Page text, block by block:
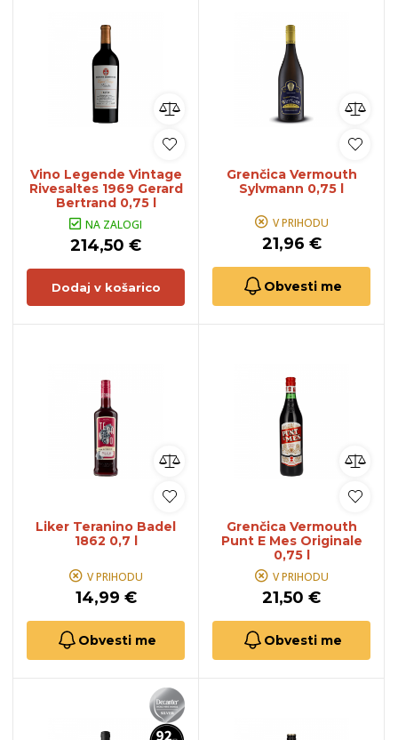
Vino Legende Vintage
Rivesaltes 1969 Gerard
Bertrand 0,75 l
NA ZALOGI
214,50 €
Dodaj v košarico
Grenčica Vermouth
Sylvmann 0,75 l
V PRIHODU
21,96 €
Obvesti me
Liker Teranino Badel
1862 0,7 l
V PRIHODU
14,99 €
Obvesti me
Grenčica Vermouth
Punt E Mes Originale
0,75 l
V PRIHODU
21,50 €
Obvesti me